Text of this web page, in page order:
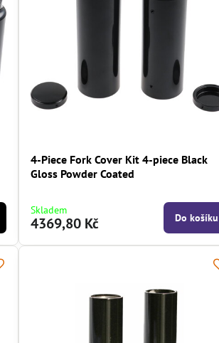
4-Piece Fork Cover Kit 4-piece Black
Gloss Powder Coated
Skladem
4369,80 Kč Do košíku